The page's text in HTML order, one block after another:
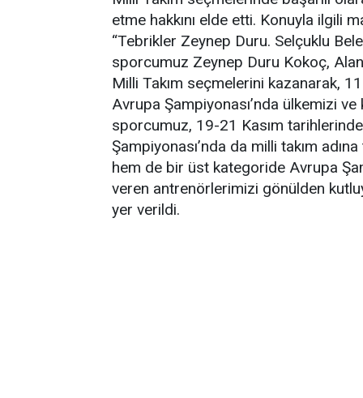
etme hakkını elde etti. Konuyla ilgili
“Tebrikler Zeynep Duru. Selçuklu
sporcumuz Zeynep Duru Kokoç,
Milli Takım seçmelerini kazanarak,
Avrupa Şampiyonası’nda ülkemizi
sporcumuz, 19-21 Kasım
Şampiyonası’nda da milli takım
hem de bir üst kategoride Avrupa
veren antrenörlerimizi gönülden
yer verildi.